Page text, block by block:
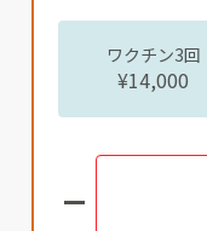
ワクチン3回
¥14,000